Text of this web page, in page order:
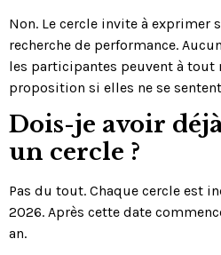
Non. Le cercle invite à exprimer
recherche de performance.
les participantes peuvent à tout
proposition si elles ne se
Dois-je avoir
un cercle ?
Pas du tout. Chaque cercle est
2026. Après cette date
an.